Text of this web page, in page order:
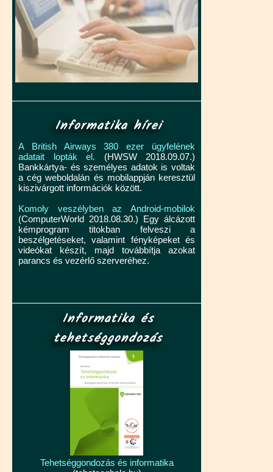
Informatika hírei
A British Airways 380 ezer ügyfelének
adatait lopták el. (HWSW 2018.09.07.)
Bankkártya- és személyes adatok is voltak
a cég weboldalán és mobilappján keresztül
kiszivárgott információk között.
Komoly veszélyben az Android-mobilok
(ComputerWorld 2018.08.30.) Egy álcázott
kémprogram titokban felveszi a
beszélgetéseket, valamint fényképeket és
videókat készít, majd továbbítja azokat
parancs és vezérlő szerveréhez.
Informatika és
tehetséggondozás
Tehetséggondozás és informatika